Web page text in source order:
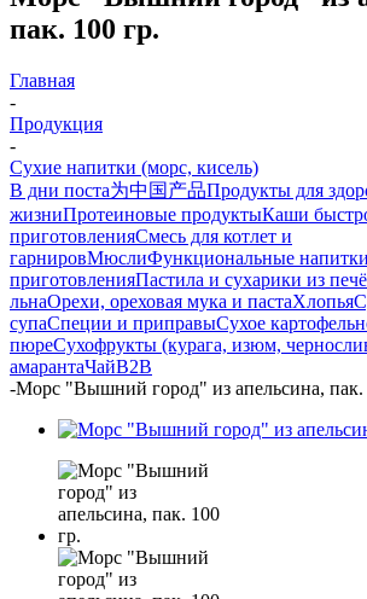
пак. 100 гр.
Главная
-
Продукция
-
Сухие напитки (морс, кисель)
В дни поста为中国产品Продукты для
жизниПротеиновые продуктыКаши
приготовленияСмесь для котлет и
гарнировМюслиФункциональные напитки
приготовленияПастила и сухарики из
льнаОрехи, ореховая мука и пастаХлопья
супаСпеции и приправыСухое
пюреСухофрукты (курага, изюм,
амарантаЧайB2B
-Морс "Вышний город" из апельсина, пак.